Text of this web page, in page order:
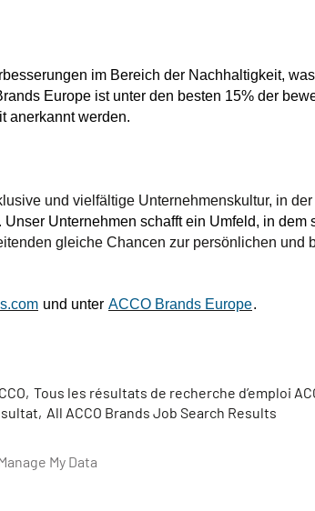
im Bereich der Nachhaltigkeit,
Europe ist unter den besten 15% der
anerkannt werden.
und vielfältige Unternehmenskultur, in
Unser Unternehmen schafft ein Umfeld, in dem
gleiche Chancen zur persönlichen und
und unter ACCO Brands Europe.
Tous les résultats de recherche d’emploi
All ACCO Brands Job Search Results
My Data